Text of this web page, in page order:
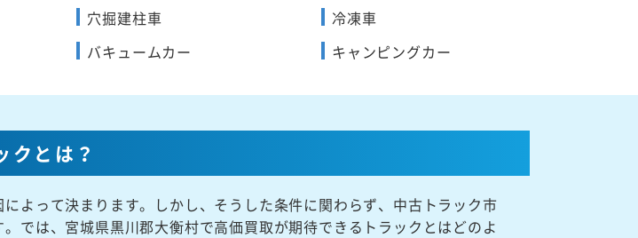
穴掘建柱車
バキュームカー
冷凍車
キャンピングカー
クとは？
よって決まります。しかし、そうした条件に関わらず、中古トラック市
では、宮城県黒川郡大衡村で高価買取が期待できるトラックとはどのよ